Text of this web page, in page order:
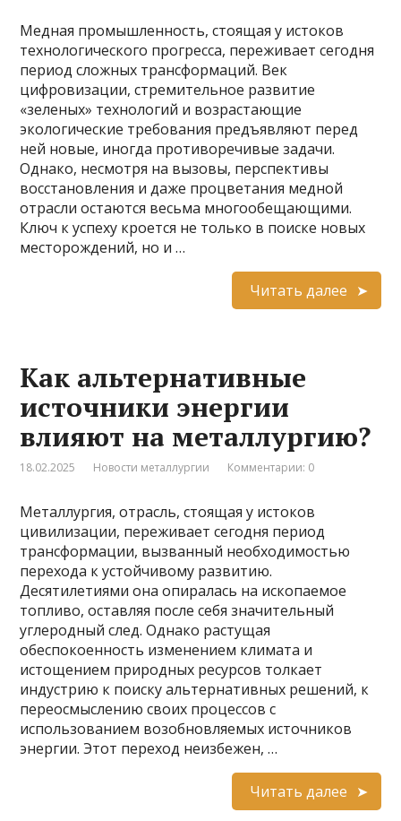
Медная промышленность, стоящая у истоков
технологического прогресса, переживает сегодня
период сложных трансформаций. Век
цифровизации, стремительное развитие
«зеленых» технологий и возрастающие
экологические требования предъявляют перед
ней новые, иногда противоречивые задачи.
Однако, несмотря на вызовы, перспективы
восстановления и даже процветания медной
отрасли остаются весьма многообещающими.
Ключ к успеху кроется не только в поиске новых
месторождений, но и …
Читать далее
Как альтернативные
источники энергии
влияют на металлургию?
18.02.2025 Новости металлургии Комментарии: 0
Металлургия, отрасль, стоящая у истоков
цивилизации, переживает сегодня период
трансформации, вызванный необходимостью
перехода к устойчивому развитию.
Десятилетиями она опиралась на ископаемое
топливо, оставляя после себя значительный
углеродный след. Однако растущая
обеспокоенность изменением климата и
истощением природных ресурсов толкает
индустрию к поиску альтернативных решений, к
переосмыслению своих процессов с
использованием возобновляемых источников
энергии. Этот переход неизбежен, …
Читать далее